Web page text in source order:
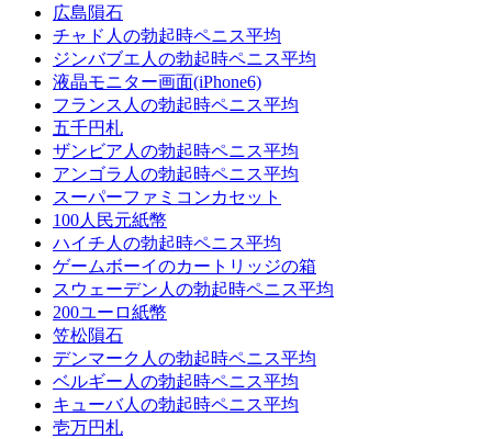
広島隕石
チャド人の勃起時ペニス平均
ジンバブエ人の勃起時ペニス平均
液晶モニター画面(iPhone6)
フランス人の勃起時ペニス平均
五千円札
ザンビア人の勃起時ペニス平均
アンゴラ人の勃起時ペニス平均
スーパーファミコンカセット
100人民元紙幣
ハイチ人の勃起時ペニス平均
ゲームボーイのカートリッジの箱
スウェーデン人の勃起時ペニス平均
200ユーロ紙幣
笠松隕石
デンマーク人の勃起時ペニス平均
ベルギー人の勃起時ペニス平均
キューバ人の勃起時ペニス平均
壱万円札